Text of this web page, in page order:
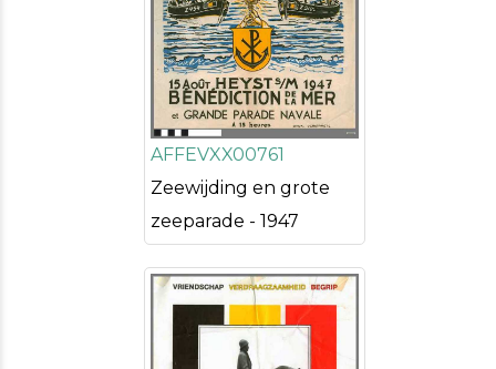
AFFEVXX00761
Zeewijding en grote
zeeparade - 1947